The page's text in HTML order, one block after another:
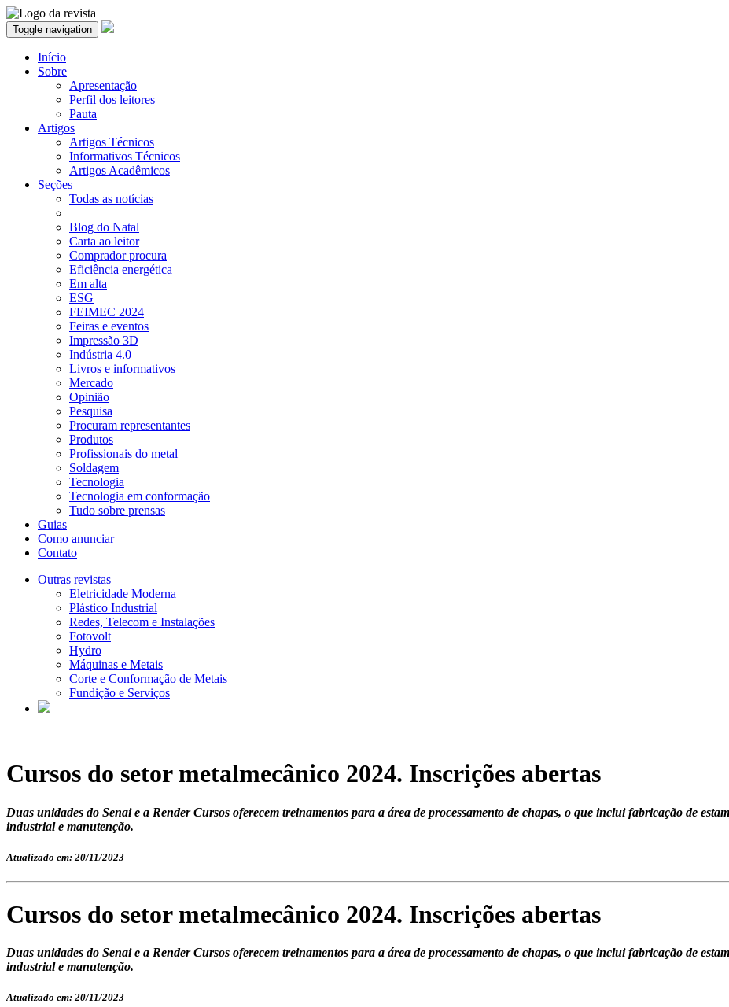
Toggle navigation
Início
Sobre
Apresentação
Perfil dos leitores
Pauta
Artigos
Artigos Técnicos
Informativos Técnicos
Artigos Acadêmicos
Seções
Todas as notícias
Blog do Natal
Carta ao leitor
Comprador procura
Eficiência energética
Em alta
ESG
FEIMEC 2024
Feiras e eventos
Impressão 3D
Indústria 4.0
Livros e informativos
Mercado
Opinião
Pesquisa
Procuram representantes
Produtos
Profissionais do metal
Soldagem
Tecnologia
Tecnologia em conformação
Tudo sobre prensas
Guias
Como anunciar
Contato
Outras revistas
Eletricidade Moderna
Plástico Industrial
Redes, Telecom e Instalações
Fotovolt
Hydro
Máquinas e Metais
Corte e Conformação de Metais
Fundição e Serviços
Cursos do setor metalmecânico 2024. Inscrições abertas
Duas unidades do Senai e a Render Cursos oferecem treinamentos para a área de processamento de chapas, o que inclui fabricação de
industrial e manutenção.
Atualizado em: 20/11/2023
Cursos do setor metalmecânico 2024. Inscrições abertas
Duas unidades do Senai e a Render Cursos oferecem treinamentos para a área de processamento de chapas, o que inclui fabricação de
industrial e manutenção.
Atualizado em: 20/11/2023